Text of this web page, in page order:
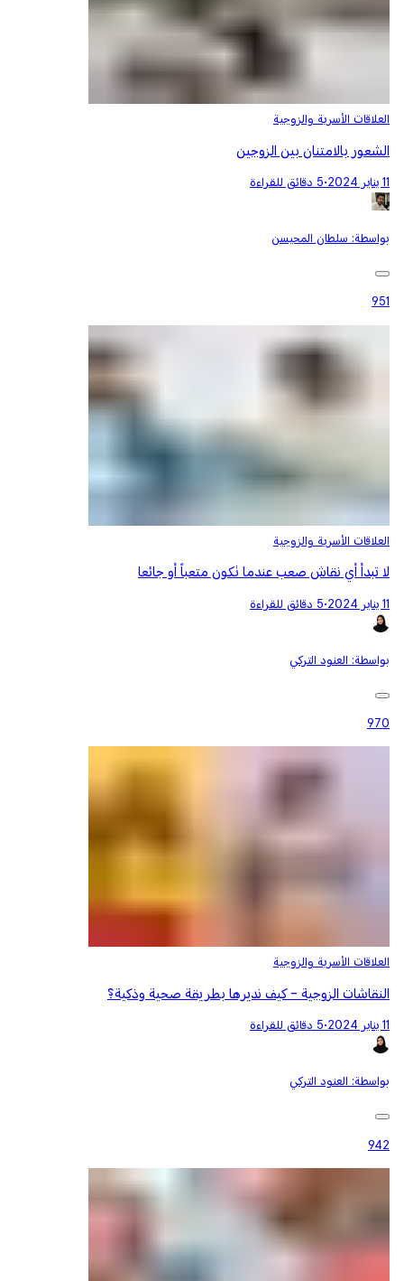
العلاقات الأسرية والزوجية
الشعور بالامتنان بين الزوجين
11 يناير 2024 •5 دقائق للقراءة
بواسطة: سلطان المحيسن
951
العلاقات الأسرية والزوجية
لا تبدأ أي نقاش صعب عندما تكون متعباً أو جائعا
11 يناير 2024 •5 دقائق للقراءة
بواسطة: العنود التركي
970
العلاقات الأسرية والزوجية
النقاشات الزوجية - كيف نديرها بطريقة صحية وذكية؟
11 يناير 2024 •5 دقائق للقراءة
بواسطة: العنود التركي
942